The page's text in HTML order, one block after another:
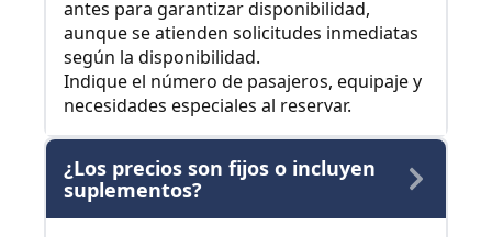
antes para garantizar disponibilidad,
aunque se atienden solicitudes inmediatas
según la disponibilidad.
Indique el número de pasajeros, equipaje y
necesidades especiales al reservar.
¿Los precios son fijos o incluyen
suplementos?